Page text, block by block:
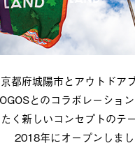
京都府城陽市とアウトドア
とのコラボレーション
く新しいコンセプトのテ
2018年にオープンしまし